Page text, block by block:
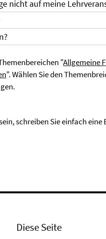
nicht auf meine
"Allgemeine
". Wählen Sie den
schreiben Sie einfach eine
Diese Seite